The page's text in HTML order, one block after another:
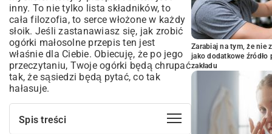
inny. To nie tylko lista składników, to
cała filozofia, to serce włożone w każdy
słoik. Jeśli zastanawiasz się, jak zrobić
ogórki małosolne przepis ten jest
właśnie dla Ciebie. Obiecuję, że po jego
przeczytaniu, Twoje ogórki będą chrupać
tak, że sąsiedzi będą pytać, co tak
hałasuje.
Spis treści
Zarabiaj na tym, że nie
jako dodatkowe
zakładu